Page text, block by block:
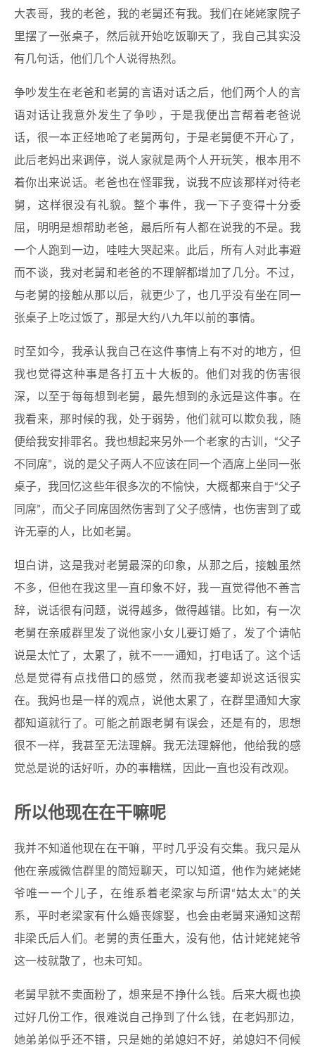
大表哥，我的老爸，我的老舅还有我。我们在姥姥家院子
里摆了一张桌子，然后就开始吃饭聊天了，我自己其实没
有几句话，他们几个人说得热烈。
争吵发生在老爸和老舅的言语对话之后，他们两个人的言
语对话让我意外发生了争吵，于是我便出言帮着老爸说
话，很一本正经地呛了老舅两句，于是老舅便不开心了，
此后老妈出来调停，说人家就是两个人开玩笑，根本用不
着你出来说话。老爸也在怪罪我，说我不应该那样对待老
舅，这样很没有礼貌。整个事件，我一下子变得十分委
屈，明明是想帮助老爸，最后所有人都在说我的不是。我
一个人跑到一边，哇哇大哭起来。此后，所有人对此事避
而不谈，我对老舅和老爸的不理解都增加了几分。不过，
与老舅的接触从那以后，就更少了，也几乎没有坐在同一
张桌子上吃过饭了，那是大约八九年以前的事情。
时至如今，我承认我自己在这件事情上有不对的地方，但
我也觉得这种事是各打五十大板的。他们对我的伤害很
深，以至于每每想到老舅，最先想到的永远是这件事。在
我看来，那时候的我，处于弱势，他们就可以欺负我，随
便给我安排罪名。我也想起来另外一个老家的古训，“父子
不同席”，说的是父子两人不应该在同一个酒席上坐同一张
桌子，我回忆这些年很多次的不愉快，大概都来自于“父子
同席”，而父子同席固然伤害到了父子感情，也伤害到了或
许无辜的人，比如老舅。
坦白讲，这是我对老舅最深的印象，从那之后，接触虽然
不多，但他在我这里一直印象不好，我一直觉得他不善言
辞，说话很有问题，说得越多，做得越错。比如，有一次
老舅在亲戚群里发了说他家小女儿要订婚了，发了个请帖
说是太忙了，太累了，就不一一通知，打电话了。这个话
总是觉得有点找借口的感觉，然而我老婆却说这话很实
在。我妈也是一样的观点，说他太累了，在群里通知大家
都知道就行了。可能之前跟老舅有误会，还是有的，思想
很不一样，我甚至无法理解。我无法理解他，他给我的感
觉总是说的话好听，办的事糟糕，因此一直也没有改观。
所以他现在在干嘛呢
我并不知道他现在在干嘛，平时几乎没有交集。我只是从
他在亲戚微信群里的简短聊天，可以知道，他作为姥姥姥
爷唯一一个儿子，在维系着老梁家与所谓“姑太太”的关
系，平时老梁家有什么婚丧嫁娶，也会由老舅来通知这帮
非梁氏后人们。老舅的责任重大，没有他，估计姥姥姥爷
这一枝就散了，也未可知。
老舅早就不卖面粉了，想来是不挣什么钱。后来大概也换
过好几份工作，很难说自己挣到了什么钱，在老妈那边，
她弟弟似乎还不错，只是她的弟媳妇不好，弟媳妇不伺候